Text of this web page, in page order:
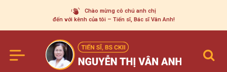
content
Chào mừng cô chú anh chị
đến với kênh của tôi – Tiến sĩ, Bác sĩ Vân Anh!